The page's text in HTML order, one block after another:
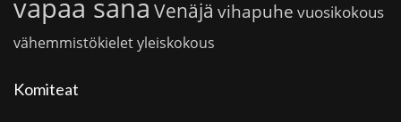
vapaa sana Venäjä vihapuhe vuosikokous
vähemmistökieletyleiskokous
Komiteat